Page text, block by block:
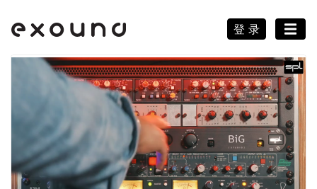
登 录